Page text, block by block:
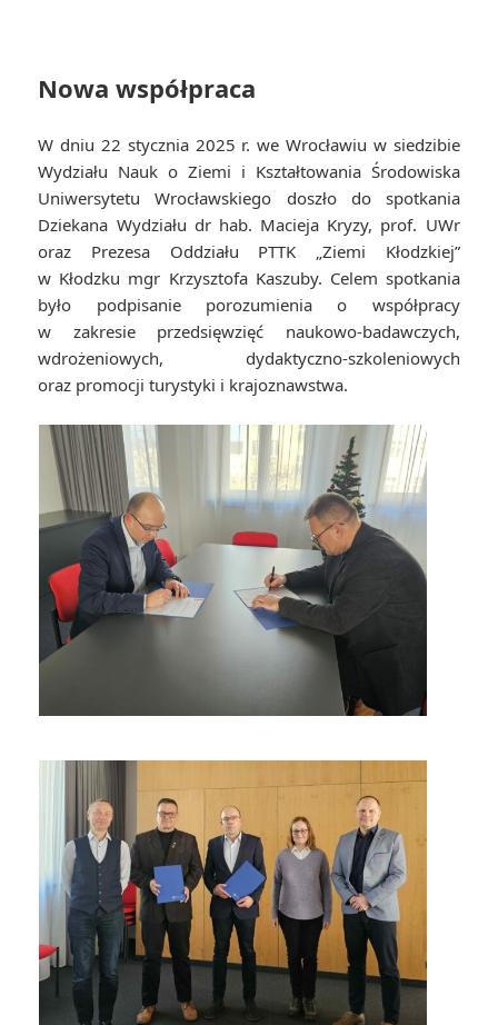
Nowa współpraca
W dniu 22 stycznia 2025 r. we Wrocławiu w siedzibie
Wydziału Nauk o Ziemi i Kształtowania Środowiska
Uniwersytetu Wrocławskiego doszło do spotkania
Dziekana Wydziału dr hab. Macieja Kryzy, prof. UWr
oraz Prezesa Oddziału PTTK „Ziemi Kłodzkiej”
w Kłodzku mgr Krzysztofa Kaszuby. Celem spotkania
było podpisanie porozumienia o współpracy
w zakresie przedsięwzięć naukowo-badawczych,
wdrożeniowych, dydaktyczno-szkoleniowych
oraz promocji turystyki i krajoznawstwa.